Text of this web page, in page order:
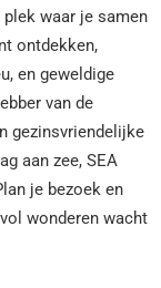
waar je samen
ontdekken,
en geweldige
van de
gezinsvriendelijke
aan zee, SEA
je bezoek en
wonderen wacht